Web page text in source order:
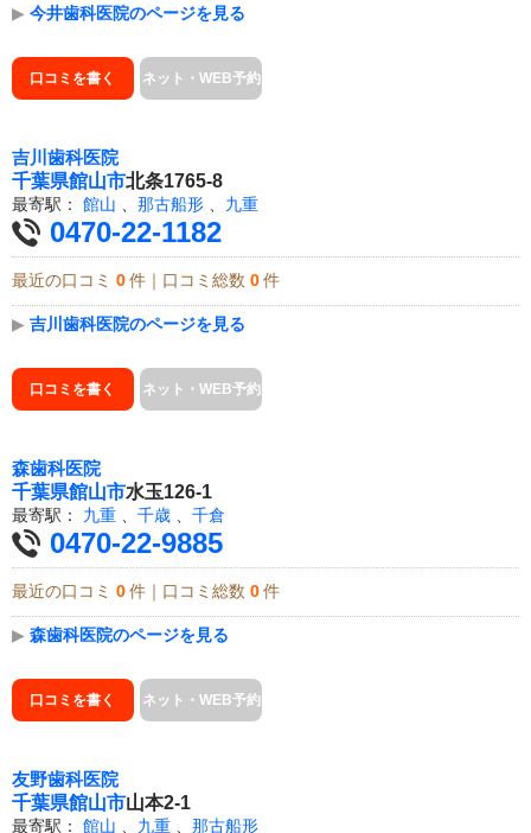
▶ 今井歯科医院のページを見る
口コミを書く ネット・WEB予約
吉川歯科医院
千葉県館山市北条1765-8
最寄駅： 館山 那古船形 九重
0470-22-1182
最近の口コミ 0 件｜口コミ総数 0 件
▶ 吉川歯科医院のページを見る
口コミを書く ネット・WEB予約
森歯科医院
千葉県館山市水玉126-1
最寄駅： 九重 千歳 千倉
0470-22-9885
最近の口コミ 0 件｜口コミ総数 0 件
▶ 森歯科医院のページを見る
口コミを書く ネット・WEB予約
友野歯科医院
千葉県館山市山本2-1
最寄駅： 館山 九重 那古船形